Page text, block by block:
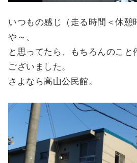
いつもの感じ（走る時間＜休憩
や～、
と思ってたら、もちろんのこと
ございました。
さよなら高山公民館。